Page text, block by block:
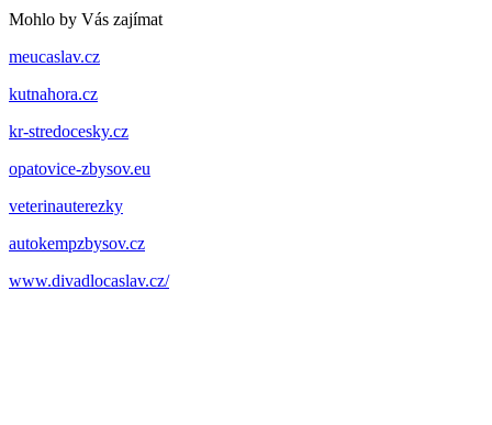
Mohlo by Vás zajímat
meucaslav.cz
kutnahora.cz
kr-stredocesky.cz
opatovice-zbysov.eu
veterinauterezky
autokempzbysov.cz
www.divadlocaslav.cz/